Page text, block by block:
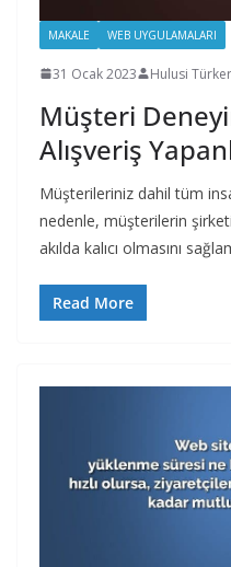
MAKALE WEB UYGULAMALARI
31 Ocak 2023 Hulusi Türker
Müşteri
Alışveriş
Müşterileriniz dahil tüm
nedenle, müşterilerin
akılda kalıcı olmasını
Read More